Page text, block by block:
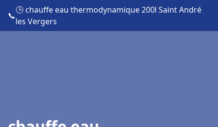
📞
🕒 chauffe eau thermodynamique 200l Saint André
les Vergers